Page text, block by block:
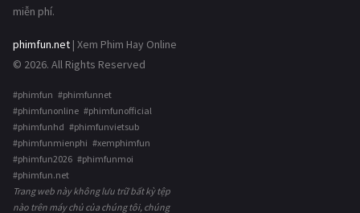
miễn phí.
phimfun.net | Xem Phim Hay Online
© 2026. All Rights Reserved
#phimfun #phimfunnet
#phimfunonline #phimfunofficial
#phimfunhd #phimfunvietsub
#phimfunmienphi #xemphimfun
#phimfun2026 #phimfunmoi
#phimfun.net
Trang web này không lưu trữ bất kỳ tệp
nào trên máy chủ của chúng tôi, chúng